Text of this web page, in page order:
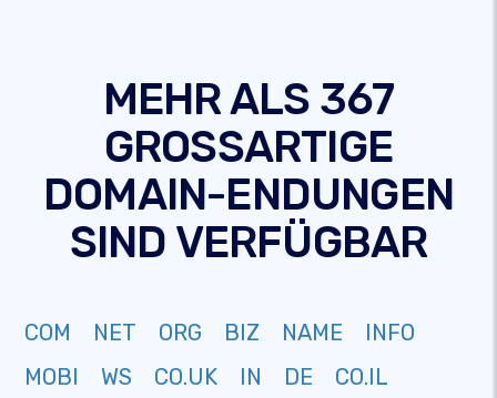
MEHR ALS 367
GROSSARTIGE
DOMAIN-ENDUNGEN
SIND VERFÜGBAR
COM NET ORG BIZ NAME
INFO
MOBI
WS CO.UK IN DE
CO.IL